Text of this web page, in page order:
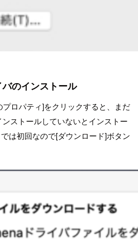
のインストール
ロパティ]をクリックすると、まだ
ストールしていないとインストー
は初回なので[ダウンロード]ボタン